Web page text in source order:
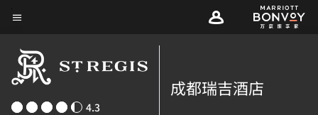
Skip
main
content
4.3
成都瑞吉酒店